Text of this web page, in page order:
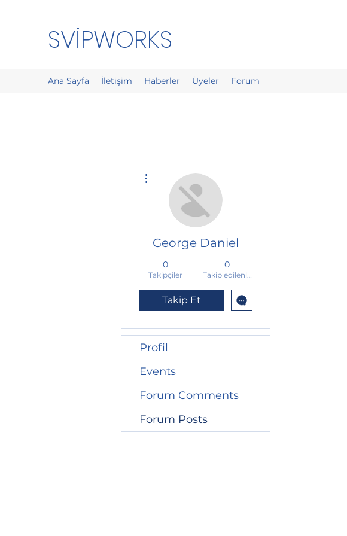
SVİPWORKS
Ana Sayfa İletişim Haberler Üyeler Forum
George Daniel
0
Takipçiler
0
Takip edilenler
Takip Et
Profil
Events
Forum Comments
Forum Posts